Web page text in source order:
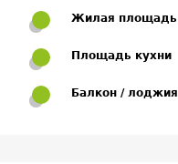
Жилая площадь
Площадь кухни
Балкон / лоджия